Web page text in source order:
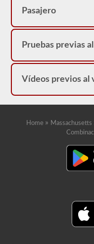
Pasajero
Pruebas previas
Vídeos previos al
Home » Massachusetts